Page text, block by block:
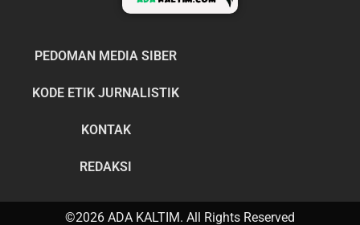
PEDOMAN MEDIA SIBER
KODE ETIK JURNALISTIK
KONTAK
REDAKSI
©2026 ADA KALTIM. All Rights Reserved